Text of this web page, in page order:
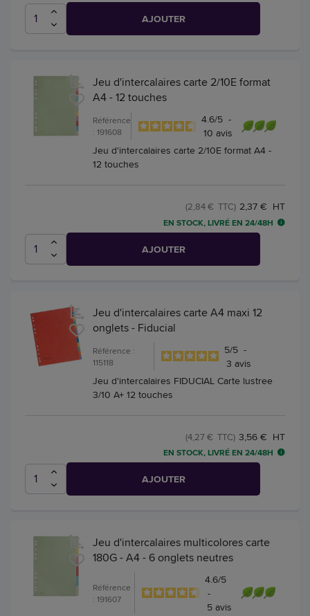
AJOUTER
Jeu d'intercalaires carte 2/10E format
A4 - 12 touches
Référence
: 191608
4.6/5 -
10 avis
Jeu d'intercalaires carte 2/10E format A4 -
12 touches
2,37 € HT
(2,84 € TTC)
EN STOCK, LIVRÉ EN 24/48H
AJOUTER
Jeu d'intercalaires carte A4 maxi 12
onglets - Fiducial
Référence :
115118
5/5 -
3avis
Jeu d'intercalaires FIDUCIAL Carte lustree
3/10 A+ 12 touches
3,56 € HT
(4,27 € TTC)
EN STOCK, LIVRÉ EN 24/48H
AJOUTER
Jeu d'intercalaires multicolores carte
180G - A4 - 6 onglets neutres
Référence
: 191607
4.6/5
-
5 avis